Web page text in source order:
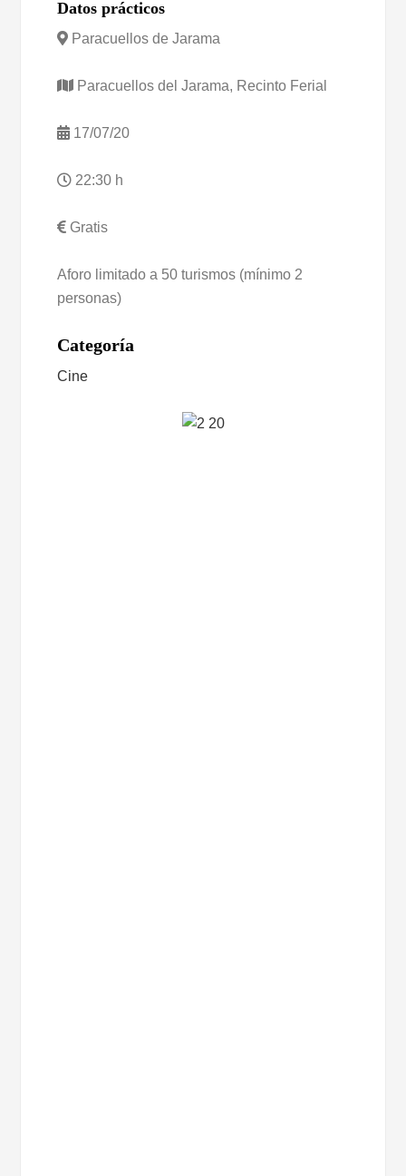
Datos prácticos
Paracuellos de Jarama
Paracuellos del Jarama, Recinto Ferial
17/07/20
22:30 h
Gratis
Aforo limitado a 50 turismos (mínimo 2
personas)
Categoría
Cine